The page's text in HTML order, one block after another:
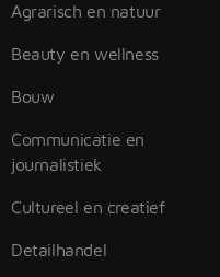
Agrarisch en natuur
Beauty en wellness
Bouw
Communicatie en
journalistiek
Cultureel en creatief
Detailhandel